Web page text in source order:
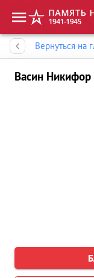
Вернуться на
Васин Никифор
Память народа